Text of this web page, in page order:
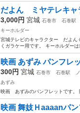
だよん ミヤテレキ
3,000円 宮城 石巻市 石巻駅
キーホルダー
宮城テレビのキャラクター だよん
くガラケー用です。 キーホルダー
映画 あずみ パンフレ
300円 宮城 石巻市 石巻駅
あずみ
映画 あずみのパンフレットです。
映画 舞妓Ｈaaaanパ